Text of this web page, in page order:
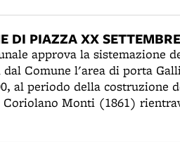
DI PIAZZA XX SETTEMBRE
di piazza XX Settembre. Così, nel 1909,
Comune l'area di porta
al periodo della
Monti (1861)
e accesso alla